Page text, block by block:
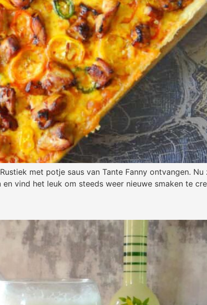
met potje saus van Tante Fanny ontvangen.
vind het leuk om steeds weer nieuwe smaken te